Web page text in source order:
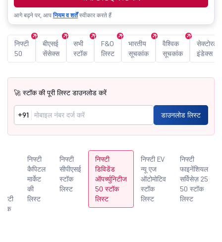
आगे बढ़ने पर, आपनियम व शर्तेंस्वीकार करते हैं
निफ्टी
50
बीएसई
सेंसेक्स
सभी
स्टॉक
F&O
लिस्ट
भारतीय
सूचकांक
वैश्विक
सूचकांक
सेक्टोरल
इंडेक्स
🚀 स्टॉक की पूरी लिस्ट डाउनलोड करें
+91 डाउनलोड लिस्ट
निफ्टी
कैपिटल
मार्केट
की
लिस्ट
निफ्टी
सीपीएसई
स्टॉक
लिस्ट
निफ्टी
डिविडेंड
ऑपर्च्युनिटीज
50 स्टॉक
लिस्ट
निफ्टी EV
न्यू एज
ऑटोमोटिव
स्टॉक
लिस्ट
निफ्टी
फाइनेंशियल
सर्विसेज़ 25
50 स्टॉक
लिस्ट